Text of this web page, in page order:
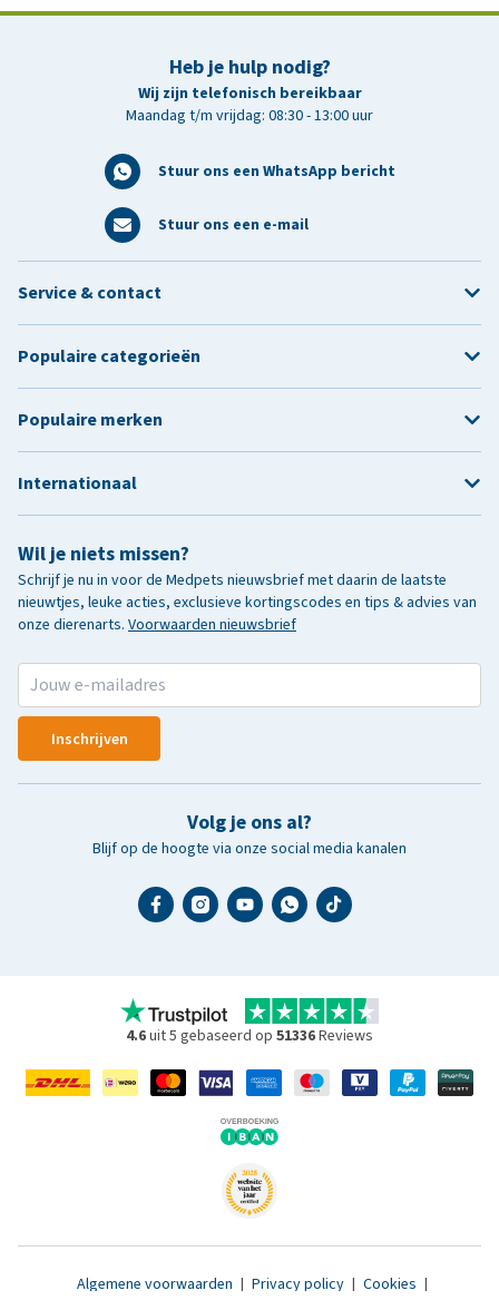
Heb je hulp nodig?
Wij zijn telefonisch bereikbaar
Maandag t/m vrijdag: 08:30 - 13:00 uur
Stuur ons een WhatsApp bericht
Stuur ons een e-mail
Wil je niets missen?
Schrijf je nu in voor de Medpets nieuwsbrief met daarin de laatste
nieuwtjes, leuke acties, exclusieve kortingscodes en tips & advies van
onze dierenarts. Voorwaarden nieuwsbrief
Inschrijven
Volg je ons al?
Blijf op de hoogte via onze social media kanalen
Service & contact
Populaire categorieën
Populaire merken
Internationaal
4.6uit 5 gebaseerd op 51336Reviews
Algemene voorwaarden | Privacy policy | Cookies |